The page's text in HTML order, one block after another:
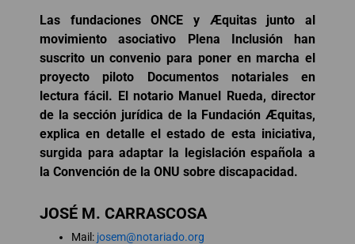
Las fundaciones ONCE y Æquitas junto al
movimiento asociativo Plena Inclusión han
suscrito un convenio para poner en marcha el
proyecto piloto Documentos notariales en
lectura fácil. El notario Manuel Rueda, director
de la sección jurídica de la Fundación Æquitas,
explica en detalle el estado de esta iniciativa,
surgida para adaptar la legislación española a
la Convención de la ONU sobre discapacidad.
JOSÉ M. CARRASCOSA
Mail: josem@notariado.org